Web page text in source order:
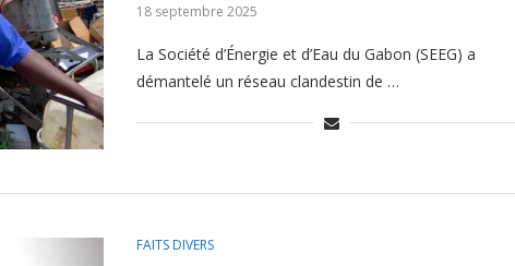
18 septembre 2025
La Société d’Énergie et d’Eau du Gabon (SEEG) a
démantelé un réseau clandestin de …
FAITS DIVERS